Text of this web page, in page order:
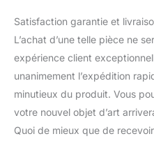
Satisfaction garantie et
L’achat d’une telle pièce ne
expérience client
unanimement l’expédition
minutieux du produit. Vous
votre nouvel objet d’art
Quoi de mieux que de